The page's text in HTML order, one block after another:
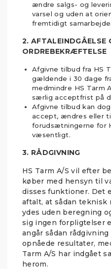
ændre salgs- og
varsel og uden at
fremtidigt samarbejde.
2. AFTALEINDGÅELSE
ORDREBEKRÆFTELSE
Afgivne tilbud fra HS
gældende i 30 dage
medmindre HS Tarm
særlig acceptfrist på
Afgivne tilbud kan
accept, ændres eller
forudsætningerne for
væsentligt.
3. RÅDGIVNING
HS Tarm A/S vil efter
køber med hensyn til
disses funktioner. Det
aftalt, at sådan teknisk
ydes uden beregning
sig ingen forpligtelser
angår sådan
opnåede resultater,
Tarm A/S har indgået
herom.